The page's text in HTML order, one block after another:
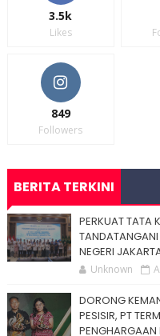
3.5k
Likes
849
Followers
BERITA TERKINI
PERKUAT TATA
NEGERI
Unknown
DORONG
PESISIR, PT